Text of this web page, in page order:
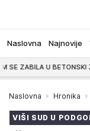
Naslovna Najnovije
BETONSKI ZID, PA NA
Naslovna Hronika
VIŠI SUD U